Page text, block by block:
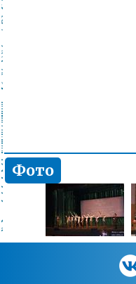
Фото